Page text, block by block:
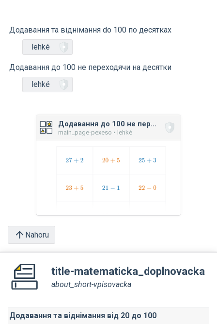
Додавання та віднімання do 100 по десятках
lehké
Додавання до 100 не переходячи на десятки
lehké
Додавання до 100 не переходячи на десятки
main_page-pexeso • lehké
Nahoru
title-matematicka_doplnovacka
about_short-vpisovacka
Додавання та віднімання від 20 до 100